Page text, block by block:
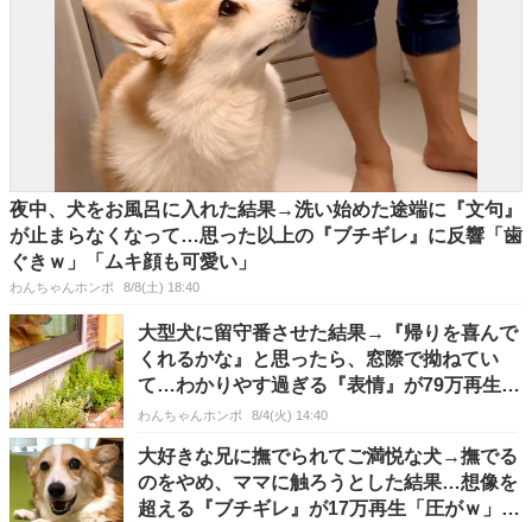
夜中、犬をお風呂に入れた結果→洗い始めた途端に『文句』
が止まらなくなって…思った以上の『ブチギレ』に反響「歯
ぐきｗ」「ムキ顔も可愛い」
わんちゃんホンポ 8/8(土) 18:40
大型犬に留守番させた結果→『帰りを喜んで
くれるかな』と思ったら、窓際で拗ねてい
て…わかりやす過ぎる『表情』が79万再生
「人間みたいで草」
わんちゃんホンポ 8/4(火) 14:40
大好きな兄に撫でられてご満悦な犬→撫でる
のをやめ、ママに触ろうとした結果…想像を
超える『ブチギレ』が17万再生「圧がｗ」